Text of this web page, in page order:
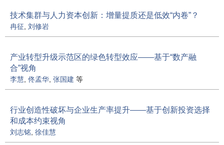
技术集群与人力资本创新：增量提质还是低效“内卷”？
冉征 刘修岩
产业转型升级示范区的绿色转型效应——基于“数产融
合”视角
李慧 佟孟华 张国建 等
行业创造性破坏与企业生产率提升——基于创新投资选择
和成本约束视角
刘志铭 徐佳慧